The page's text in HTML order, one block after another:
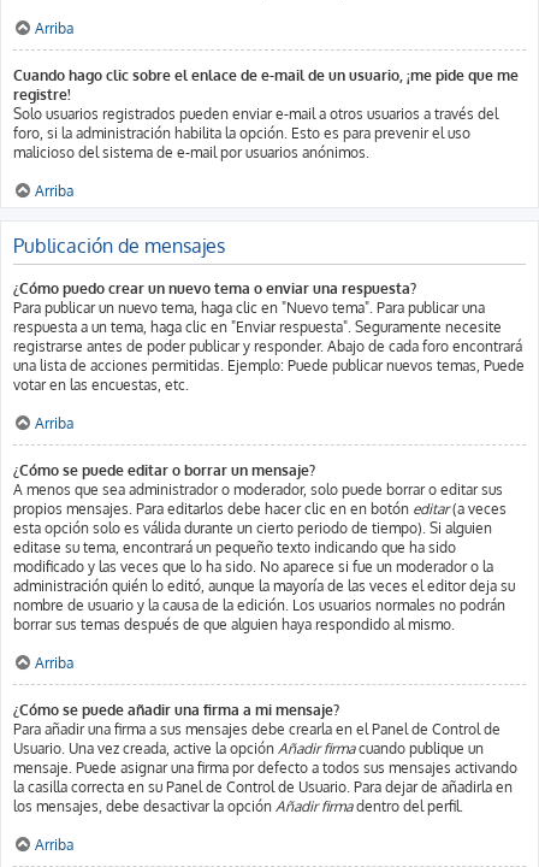
Arriba
Cuando hago clic sobre el enlace de e-mail de un usuario, ¡me pide que me
registre!
Solo usuarios registrados pueden enviar e-mail a otros usuarios a través del
foro, si la administración habilita la opción. Esto es para prevenir el uso
malicioso del sistema de e-mail por usuarios anónimos.
Arriba
Publicación de mensajes
¿Cómo puedo crear un nuevo tema o enviar una respuesta?
Para publicar un nuevo tema, haga clic en "Nuevo tema". Para publicar una
respuesta a un tema, haga clic en "Enviar respuesta". Seguramente necesite
registrarse antes de poder publicar y responder. Abajo de cada foro encontrará
una lista de acciones permitidas. Ejemplo: Puede publicar nuevos temas, Puede
votar en las encuestas, etc.
Arriba
¿Cómo se puede editar o borrar un mensaje?
A menos que sea administrador o moderador, solo puede borrar o editar sus
propios mensajes. Para editarlos debe hacer clic en en botón editar(a veces
esta opción solo es válida durante un cierto periodo de tiempo). Si alguien
editase su tema, encontrará un pequeño texto indicando que ha sido
modificado y las veces que lo ha sido. No aparece si fue un moderador o la
administración quién lo editó, aunque la mayoría de las veces el editor deja su
nombre de usuario y la causa de la edición. Los usuarios normales no podrán
borrar sus temas después de que alguien haya respondido al mismo.
Arriba
¿Cómo se puede añadir una firma a mi mensaje?
Para añadir una firma a sus mensajes debe crearla en el Panel de Control de
Usuario. Una vez creada, active la opción Añadir firmacuando publique un
mensaje. Puede asignar una firma por defecto a todos sus mensajes activando
la casilla correcta en su Panel de Control de Usuario. Para dejar de añadirla en
los mensajes, debe desactivar la opción Añadir firmadentro del perfil.
Arriba